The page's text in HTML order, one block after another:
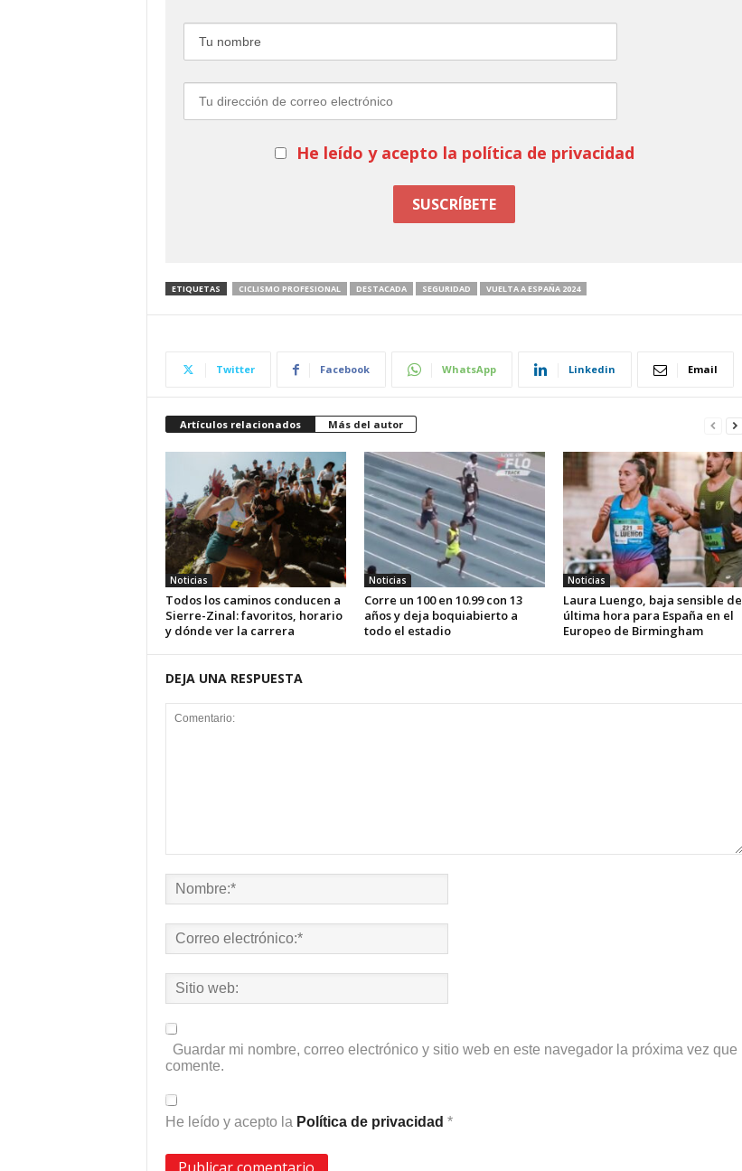
He leído y acepto la política de privacidad
ETIQUETAS CICLISMO PROFESIONAL DESTACADA SEGURIDAD VUELTA A ESPAN̈A 2024
Twitter Facebook WhatsApp Linkedin Email
Artículos relacionados Más del autor
Noticias
Todos los caminos conducen a
Sierre-Zinal: favoritos, horario
y dónde ver la carrera
Noticias
Corre un 100 en 10.99 con 13
años y deja boquiabierto a
todo el estadio
Noticias
Laura Luengo, baja sensible de
última hora para España en el
Europeo de Birmingham
DEJA UNA RESPUESTA
Guardar mi nombre, correo electrónico y sitio web en este navegador la próxima vez que
comente.
He leído y acepto la Política de privacidad *